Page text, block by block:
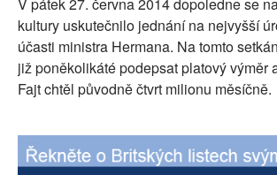
kultury uskutečnilo jednání na nejvyšší
účasti ministra Hermana. Na tomto
již poněkolikáté podepsat platový výměr
Fajt chtěl původně čtvrt milionu měsíčně.